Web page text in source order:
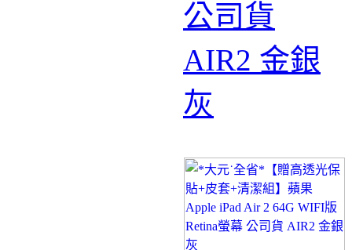
公司貨
AIR2 金銀
灰